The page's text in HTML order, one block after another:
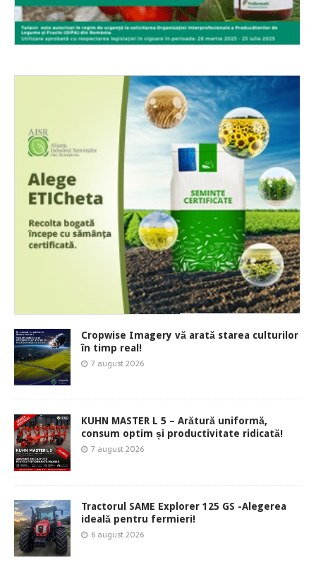
Cropwise Imagery vă arată starea culturilor
în timp real!
7 august 2026
KUHN MASTER L 5 – Arătură uniformă,
consum optim și productivitate ridicată!
7 august 2026
Tractorul SAME Explorer 125 GS -Alegerea
ideală pentru fermieri!
6 august 2026